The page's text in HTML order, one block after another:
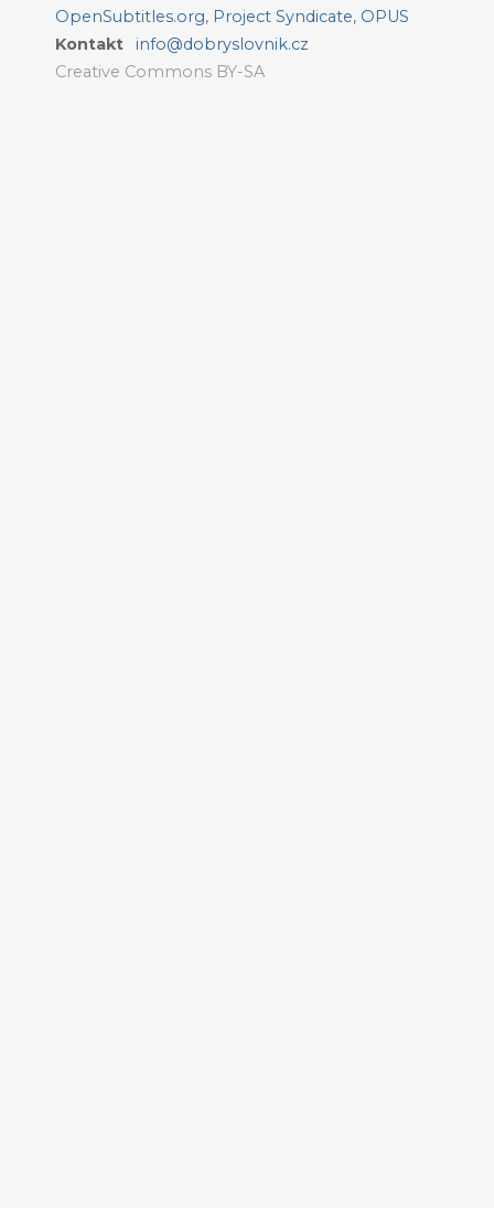
OpenSubtitles.org, Project Syndicate, OPUS
Kontakt
info@dobryslovnik.cz
Creative Commons BY-SA